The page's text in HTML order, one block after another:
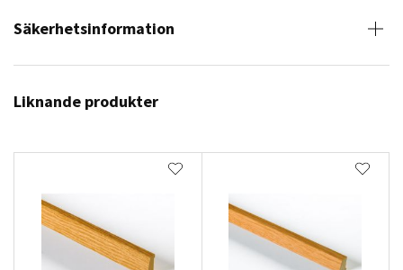
Säkerhetsinformation
Liknande produkter